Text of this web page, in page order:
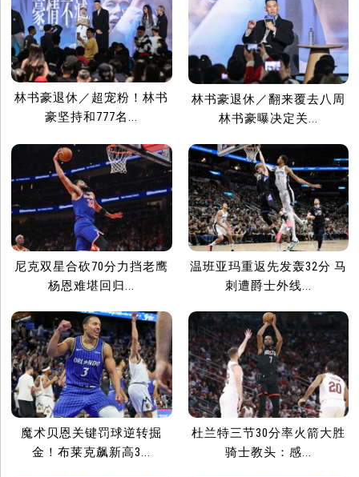
林书豪退休／超宠粉！林书
豪坚持和777名...
林书豪退休／翻来覆去八周
林书豪曝决定关...
尼克双星合砍70分力挡老鹰
杨恩难堪回归...
温班亚玛重返先发轰32分 马
刺遭爵士外线...
魔术贝恩关键罚球逆转掘
金！布莱克飙新高3...
杜兰特三节30分率火箭大胜
骑士教头：感...